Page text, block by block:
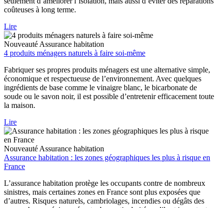
coûteuses à long terme.
Lire
Nouveauté Assurance habitation
4 produits ménagers naturels à faire soi-même
Fabriquer ses propres produits ménagers est une alternative simple,
économique et respectueuse de l’environnement. Avec quelques
ingrédients de base comme le vinaigre blanc, le bicarbonate de
soude ou le savon noir, il est possible d’entretenir efficacement toute
la maison.
Lire
Nouveauté Assurance habitation
Assurance habitation : les zones géographiques les plus à risque en
France
L’assurance habitation protège les occupants contre de nombreux
sinistres, mais certaines zones en France sont plus exposées que
d’autres. Risques naturels, cambriolages, incendies ou dégâts des